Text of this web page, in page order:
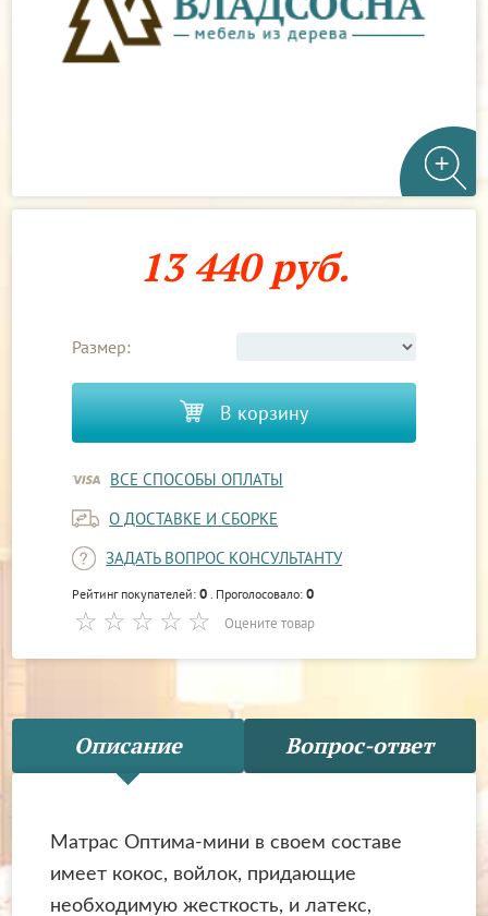
13 440 руб.
Размер:
В корзину
ВСЕ СПОСОБЫ ОПЛАТЫ
О ДОСТАВКЕ И СБОРКЕ
ЗАДАТЬ ВОПРОС КОНСУЛЬТАНТУ
Рейтинг покупателей:0. Проголосовало:0
Оцените товар
Описание Вопрос-ответ
Матрас Оптима-мини в своем составе
имеет кокос, войлок, придающие
необходимую жесткость, и латекс,